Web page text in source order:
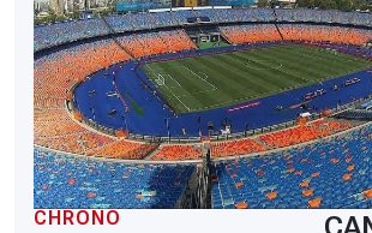
CHRONO